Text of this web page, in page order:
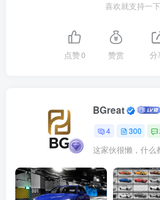
喜欢就支持一
点赞0 赞赏 分
BGreat
4 300
这家伙很懒，什么